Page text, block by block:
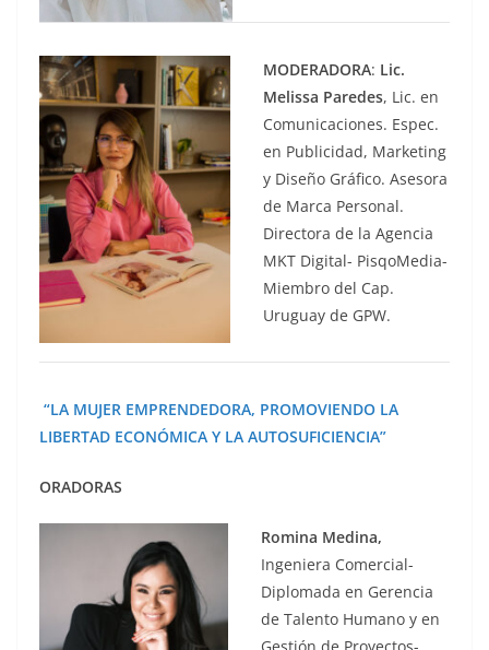
MODERADORA: Lic.
Melissa Paredes, Lic. en
Comunicaciones. Espec.
en Publicidad, Marketing
y Diseño Gráfico. Asesora
de Marca Personal.
Directora de la Agencia
MKT Digital- PisqoMedia-
Miembro del Cap.
Uruguay de GPW.
“LA MUJER EMPRENDEDORA, PROMOVIENDO LA
LIBERTAD ECONÓMICA Y LA AUTOSUFICIENCIA”
ORADORAS
Romina Medina,
Ingeniera Comercial-
Diplomada en Gerencia
de Talento Humano y en